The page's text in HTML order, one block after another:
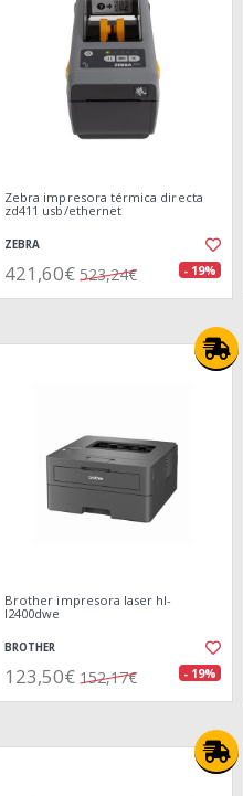
Zebra impresora térmica directa
zd411 usb/ethernet
ZEBRA
421,60€ 523,24€ - 19%
Brother impresora laser hl-
l2400dwe
BROTHER
123,50€ 152,17€ - 19%